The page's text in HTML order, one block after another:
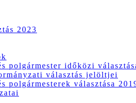
2023
polgármester időközi
választás jelöltjei
polgármesterek választása